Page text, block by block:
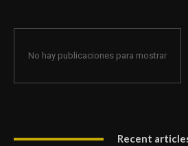
No hay publicaciones para mostrar
Recent